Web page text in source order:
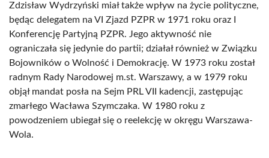
Zdzisław Wydrzyński miał także wpływ na życie polityczne,
będąc delegatem na VI Zjazd PZPR w 1971 roku oraz I
Konferencję Partyjną PZPR. Jego aktywność nie
ograniczała się jedynie do partii; działał również w Związku
Bojowników o Wolność i Demokrację. W 1973 roku został
radnym Rady Narodowej m.st. Warszawy, a w 1979 roku
objął mandat posła na Sejm PRL VII kadencji, zastępując
zmarłego Wacława Szymczaka. W 1980 roku z
powodzeniem ubiegał się o reelekcję w okręgu Warszawa-
Wola.